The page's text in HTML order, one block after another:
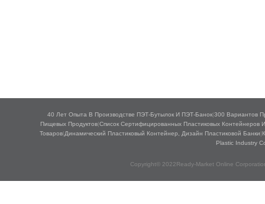
40 Лет Опыта В Производстве ПЭТ-Бутылок И ПЭТ-Банок|300 Вариантов
Пищевых Продуктов|Список Сертифицированных Пластиковых Контейнеров
Товаров|Динамический Пластиковый Контейнер, Дизайн Пластиковой Банки|
Plastic Industry
Copyright© 2022Ready-Market Online